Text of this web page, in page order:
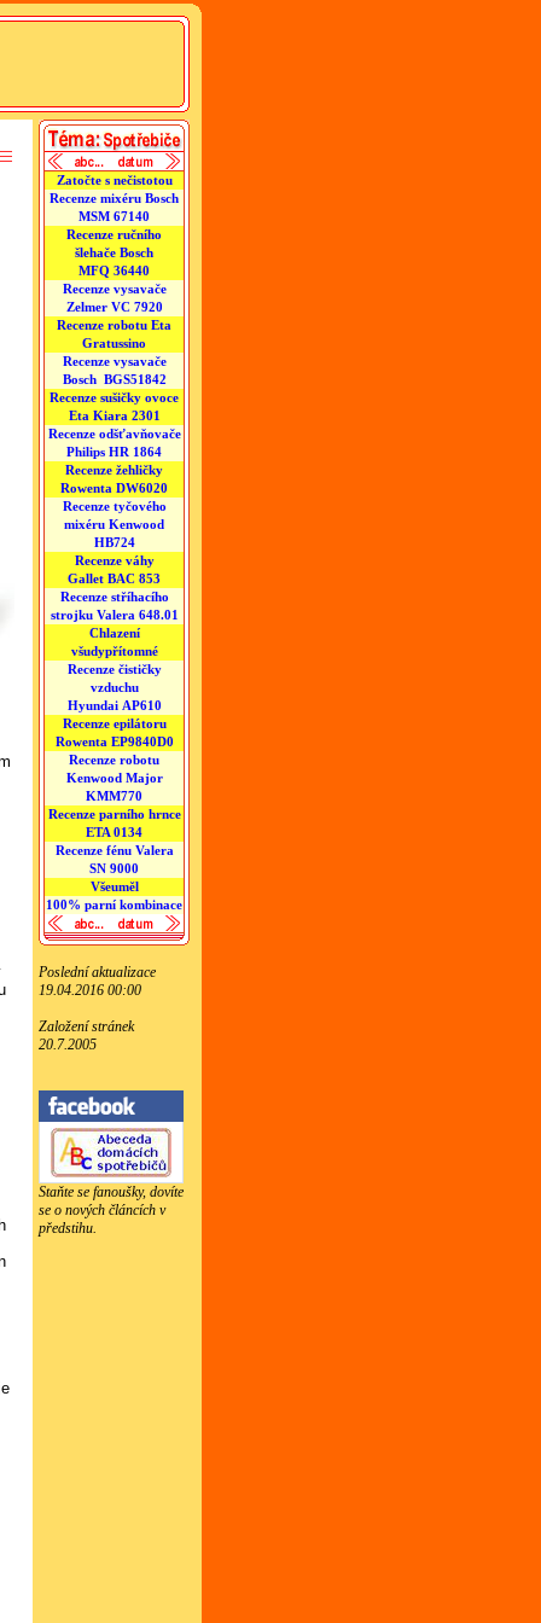
Zatočte s nečistotou
Recenze mixéru Bosch
MSM 67140
Recenze ručního
šlehače Bosch
MFQ 36440
Recenze vysavače
Zelmer VC 7920
Recenze robotu Eta
Gratussino
Recenze vysavače
Bosch BGS51842
Recenze sušičky ovoce
Eta Kiara 2301
Recenze odšťavňovače
Philips HR 1864
Recenze žehličky
Rowenta DW6020
Recenze tyčového
mixéru Kenwood
HB724
Recenze váhy
Gallet BAC 853
Recenze stříhacího
strojku Valera 648.01
Chlazení
všudypřítomné
Recenze čističky
vzduchu
Hyundai AP610
Recenze epilátoru
Rowenta EP9840D0
Recenze robotu
Kenwood Major
KMM770
Recenze parního hrnce
ETA 0134
Recenze fénu Valera
SN 9000
Všeuměl
100% parní kombinace
Poslední aktualizace
19.04.2016 00:00
Založení stránek
20.7.2005
Staňte se fanoušky, dovíte
se o nových článcích v
předstihu.